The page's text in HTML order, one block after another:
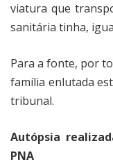
viatura que
sanitária tinha,
Para a fonte, por
família enlutada
tribunal.
Autópsia
PNA